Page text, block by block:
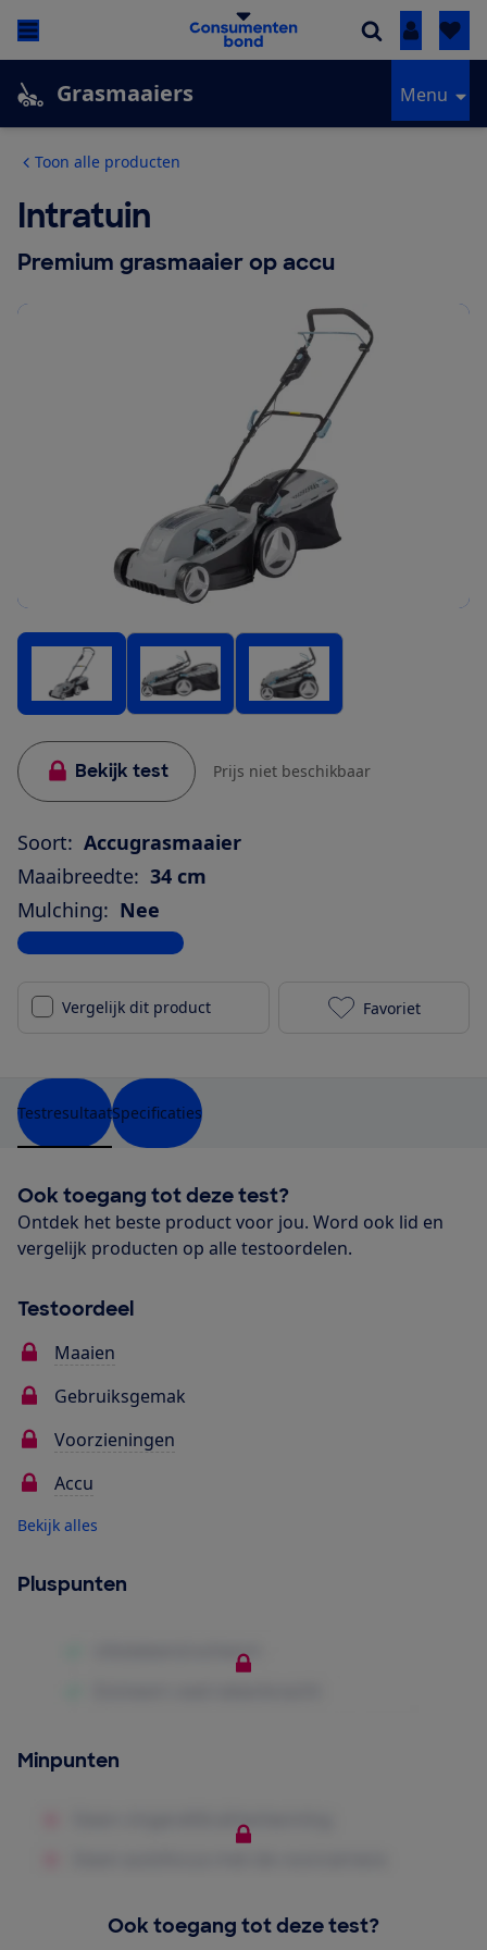
Inloggen
Grasmaaiers Menu
Toon alle producten
Intratuin
Premium grasmaaier op accu
Bekijk test Prijs niet beschikbaar
Soort: Accugrasmaaier
Maaibreedte: 34 cm
Mulching: Nee
Bekijk alle specificaties
Vergelijk dit product Intratuin
Favoriet
TestresultaatSpecificaties
Ook toegang tot deze test?
Ontdek het beste product voor jou. Word ook lid en
vergelijk producten op alle testoordelen.
Testoordeel
Maaien
Gebruiksgemak
Voorzieningen
Accu
Bekijk alles
Pluspunten
Minpunten
Ook toegang tot deze test?